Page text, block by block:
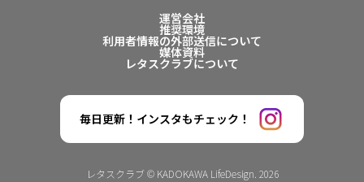
運営会社
推奨環境
利用者情報の外部送信について
媒体資料
レタスクラブについて
毎日更新！インスタもチェック！
レタスクラブ © KADOKAWA LifeDesign. 2026